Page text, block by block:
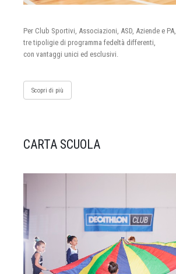
Per Club Sportivi, Associazioni, ASD, Aziende e PA,
tre tipoligie di programma fedeltà differenti,
con vantaggi unici ed esclusivi.
Scopri di più
CARTA SCUOLA